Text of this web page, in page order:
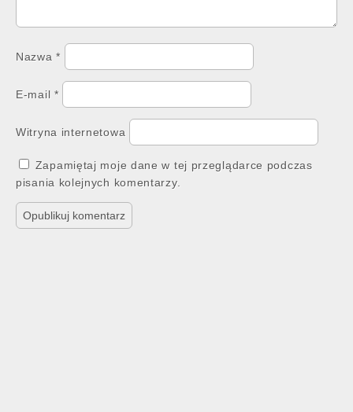
Nazwa*
E-mail *
Witryna internetowa
Zapamiętaj moje dane w tej przeglądarce podczas
pisania kolejnych komentarzy.